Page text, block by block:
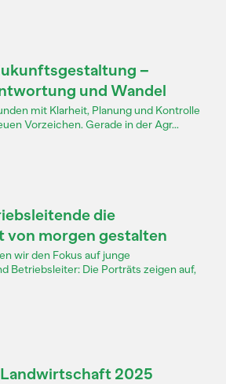
–
und Wandel
mit Klarheit, Planung und Kontrolle
Vorzeichen. Gerade in der Agr...
die
von morgen gestalten
wir den Fokus auf junge
Betriebsleiter: Die Porträts zeigen auf,
2025